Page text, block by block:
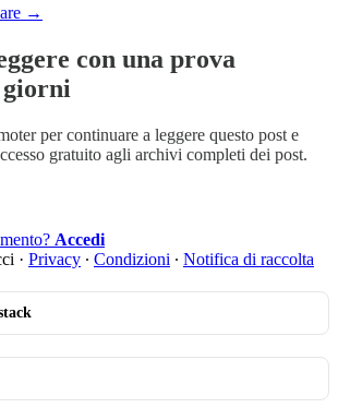
→
con una prova
per continuare a leggere questo post e
gratuito agli archivi completi dei post.
Accedi
· Privacy ∙ Condizioni ∙ Notifica di raccolta